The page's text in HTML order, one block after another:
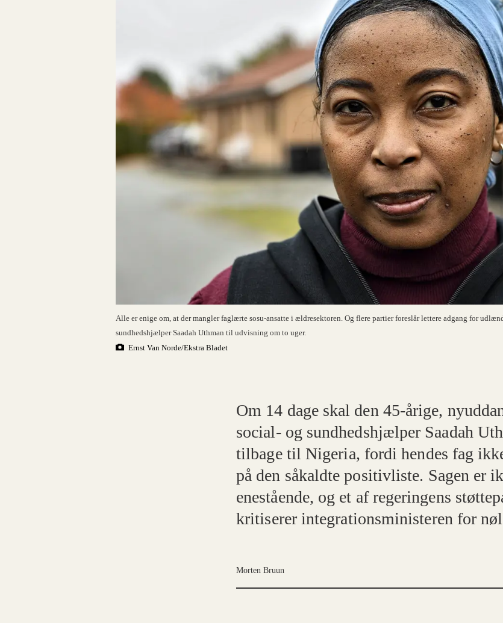
Alle er enige om, at der mangler faglærte sosu-ansatte i ældresektoren. Og flere partier foreslår lettere adgang for
sundhedshjælper Saadah Uthman til udvisning om to uger.
Ernst Van Norde/Ekstra Bladet
Om 14 dage skal den 45-årige,
social- og sundhedshjælper Saadah
tilbage til Nigeria, fordi hendes fag
på den såkaldte positivliste. Sagen er
enestående, og et af regeringens
kritiserer integrationsministeren for
Morten Bruun